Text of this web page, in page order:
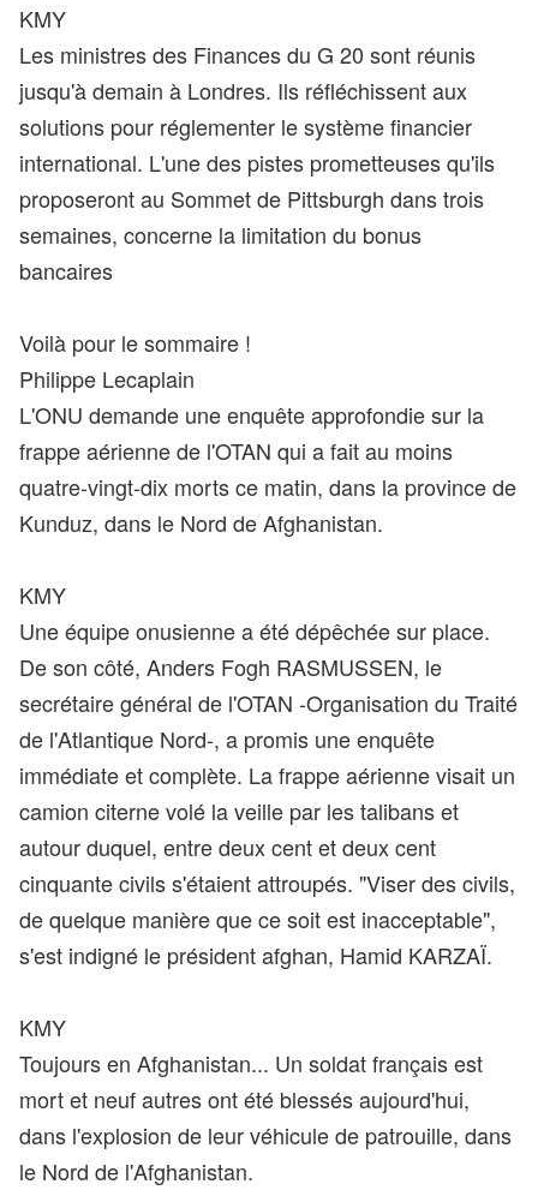
KMY
Les ministres des Finances du G 20 sont réunis
jusqu'à demain à Londres. Ils réfléchissent aux
solutions pour réglementer le système financier
international. L'une des pistes prometteuses qu'ils
proposeront au Sommet de Pittsburgh dans trois
semaines, concerne la limitation du bonus
bancaires
Voilà pour le sommaire !
Philippe Lecaplain
L'ONU demande une enquête approfondie sur la
frappe aérienne de l'OTAN qui a fait au moins
quatre-vingt-dix morts ce matin, dans la province de
Kunduz, dans le Nord de Afghanistan.
KMY
Une équipe onusienne a été dépêchée sur place.
De son côté, Anders Fogh RASMUSSEN, le
secrétaire général de l'OTAN -Organisation du Traité
de l'Atlantique Nord-, a promis une enquête
immédiate et complète. La frappe aérienne visait un
camion citerne volé la veille par les talibans et
autour duquel, entre deux cent et deux cent
cinquante civils s'étaient attroupés. "Viser des civils,
de quelque manière que ce soit est inacceptable",
s'est indigné le président afghan, Hamid KARZAÏ.
KMY
Toujours en Afghanistan... Un soldat français est
mort et neuf autres ont été blessés aujourd'hui,
dans l'explosion de leur véhicule de patrouille, dans
le Nord de l'Afghanistan.